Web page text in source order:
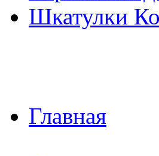
Шкатулки
Главная